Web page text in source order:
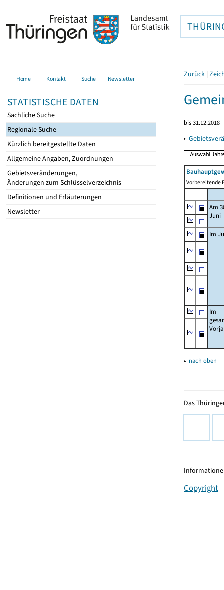
Home Kontakt Suche Newsletter
STATISTISCHE DATEN
Sachliche Suche
Regionale Suche
Kürzlich bereitgestellte Daten
Allgemeine Angaben, Zuordnungen
Gebietsveränderungen,
Änderungen zum Schlüsselverzeichnis
Definitionen und Erläuterungen
Newsletter
Zurück |
bis 31.12.2018
▸
Vorbereitende
Am
Juni
Im
Im
▴ nach oben
Das
Copyright